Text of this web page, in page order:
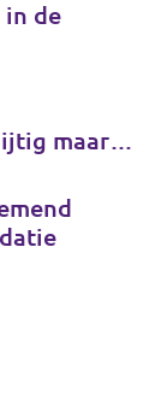
in de
maar